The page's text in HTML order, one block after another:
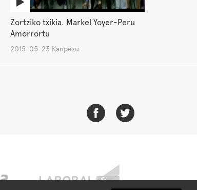
Zortziko txikia. Markel Yoyer-Peru
Amorrortu
2015-05-23 Kanpezu